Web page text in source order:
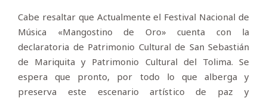
Cabe resaltar que Actualmente el Festival Nacional de
Música «Mangostino de Oro» cuenta con la
declaratoria de Patrimonio Cultural de San Sebastián
de Mariquita y Patrimonio Cultural del Tolima. Se
espera que pronto, por todo lo que alberga y
preserva este escenario artístico de paz y